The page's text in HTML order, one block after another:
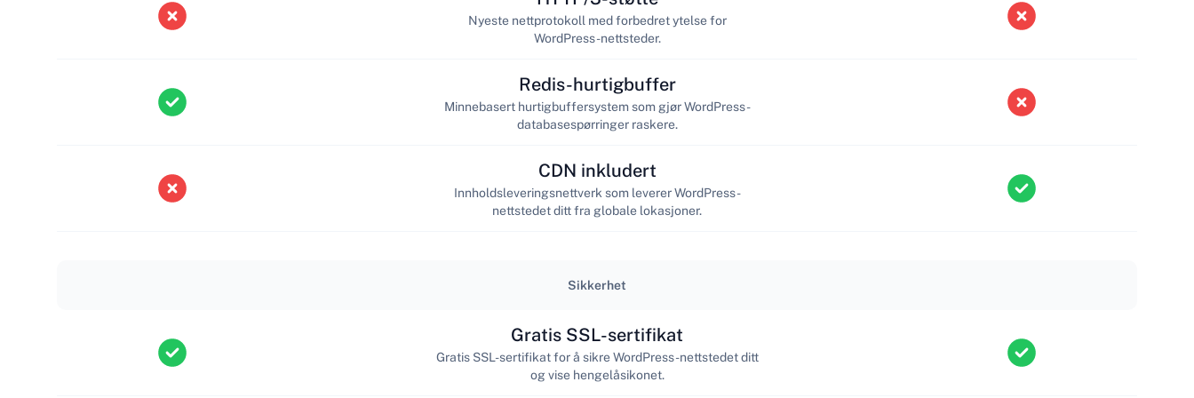
Nyeste nettprotokoll med forbedret ytelse for
WordPress-nettsteder.
Redis-hurtigbuffer
Minnebasert hurtigbuffersystem som gjør WordPress-
databasespørringer raskere.
CDN inkludert
Innholdsleveringsnettverk som leverer WordPress-
nettstedet ditt fra globale lokasjoner.
Sikkerhet
Gratis SSL-sertifikat
Gratis SSL-sertifikat for å sikre WordPress-nettstedet ditt
og vise hengelåsikonet.